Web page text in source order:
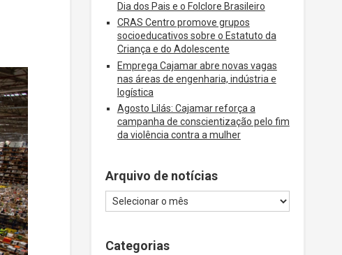
Dia dos Pais e o Folclore Brasileiro
CRAS Centro promove grupos
socioeducativos sobre o Estatuto da
Criança e do Adolescente
Emprega Cajamar abre novas vagas
nas áreas de engenharia, indústria e
logística
Agosto Lilás: Cajamar reforça a
campanha de conscientização pelo fim
da violência contra a mulher
Arquivo de notícias
Categorias